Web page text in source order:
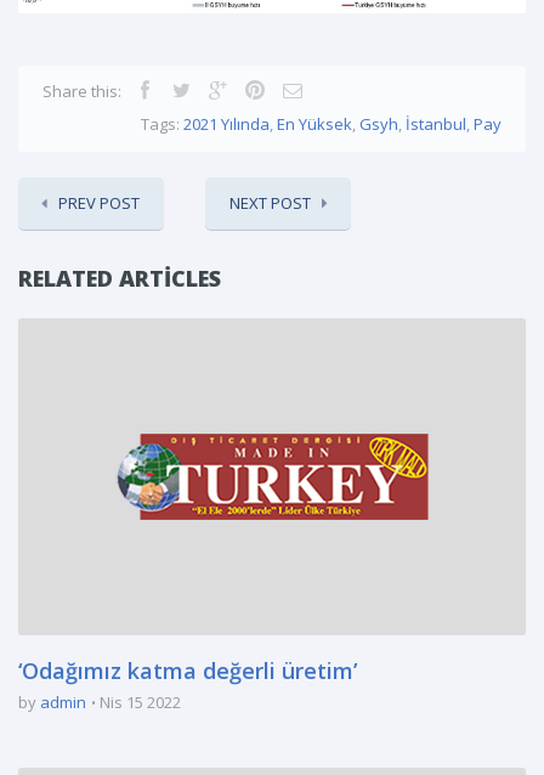
Share this:
Tags: 2021 Yılında,En Yüksek, Gsyh, İstanbul,Pay
PREV POST NEXT POST
RELATED ARTICLES
‘Odağımız katma değerli üretim’
by admin Nis 15 2022